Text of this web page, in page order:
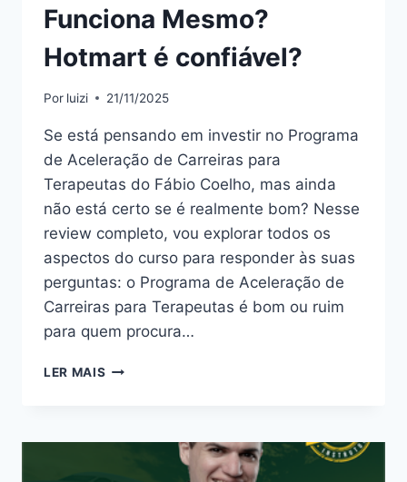
Funciona Mesmo?
Hotmart é confiável?
Por luizi 21/11/2025
Se está pensando em investir no Programa
de Aceleração de Carreiras para
Terapeutas do Fábio Coelho, mas ainda
não está certo se é realmente bom? Nesse
review completo, vou explorar todos os
aspectos do curso para responder às suas
perguntas: o Programa de Aceleração de
Carreiras para Terapeutas é bom ou ruim
para quem procura…
LER MAIS PROGRAMA
CARREIRAS